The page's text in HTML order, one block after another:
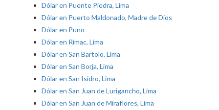
Dólar en Puente Piedra, Lima
Dólar en Puerto Maldonado, Madre de Dios
Dólar en Puno
Dólar en Rímac, Lima
Dólar en San Bartolo, Lima
Dólar en San Borja, Lima
Dólar en San Isidro, Lima
Dólar en San Juan de Lurigancho, Lima
Dólar en San Juan de Miraflores, Lima